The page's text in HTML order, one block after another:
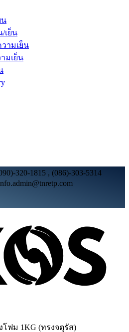
น
/เย็น
ามเย็น
มเย็น
320-1815 , (086)-303-5314
โฟม 1KG (ทรงจตุรัส)